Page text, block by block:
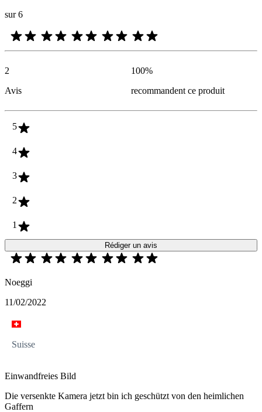
sur 6
2
Avis
100%
recommandent ce produit
5
4
3
2
1
Rédiger un avis
Noeggi
11/02/2022
Suisse
Einwandfreies Bild
Die versenkte Kamera jetzt bin ich geschützt von den heimlichen
Gaffern